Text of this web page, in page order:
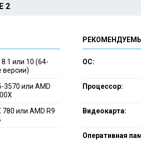
2
или 10 (64-
версии)
3570 или AMD
780 или AMD R9
ОС:
Процессор:
Видеокарта:
Оперативная